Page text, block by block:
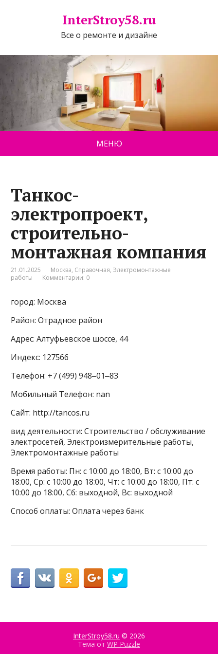
InterStroy58.ru
Все о ремонте и дизайне
МЕНЮ
Танкос-
электропроект,
строительно-
монтажная компания
21.01.2025 Москва, Справочная,Электромонтажные
работы
Комментарии: 0
город: Москва
Район: Отрадное район
Адрес: Алтуфьевское шоссе, 44
Индекс: 127566
Телефон: +7 (499) 948‒01‒83
Мобильный Телефон: nan
Сайт: http://tancos.ru
вид деятельности: Строительство / обслуживание
электросетей, Электроизмерительные работы,
Электромонтажные работы
Время работы: Пн: с 10:00 до 18:00, Вт: с 10:00 до
18:00, Ср: с 10:00 до 18:00, Чт: с 10:00 до 18:00, Пт: с
10:00 до 18:00, Сб: выходной, Вс: выходной
Способ оплаты: Оплата через банк
InterStroy58.ru © 2026
Тема от WP Puzzle